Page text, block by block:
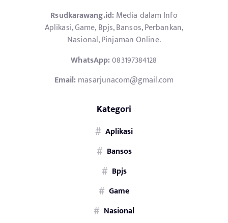
Rsudkarawang.id:Media dalam Info
Aplikasi, Game, Bpjs, Bansos, Perbankan,
Nasional, Pinjaman Online.
WhatsApp:083197384128
Email:masarjunacom@gmail.com
Kategori
Aplikasi
Bansos
Bpjs
Game
Nasional